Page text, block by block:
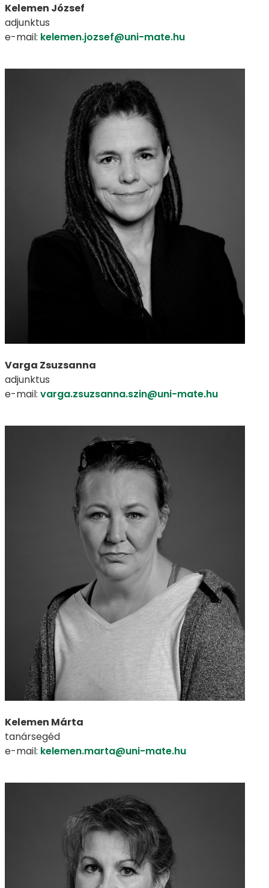
Kelemen József
adjunktus
e-mail: kelemen.jozsef@uni-mate.hu
Varga Zsuzsanna
adjunktus
e-mail: varga.zsuzsanna.szin@uni-mate.hu
Kelemen Márta
tanársegéd
e-mail: kelemen.marta@uni-mate.hu